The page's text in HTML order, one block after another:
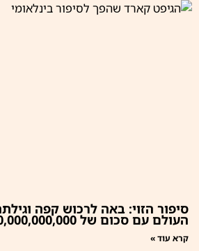
סיפור הזוי: באה לרכוש קפה
העולם עם סכום של 63,000,000,000,000,000 פאונד
קרא עוד »